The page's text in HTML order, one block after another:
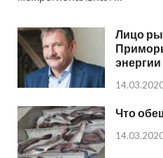
Лицо
энергии
Что